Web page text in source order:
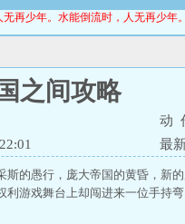
再少年。水能倒流时，人无再少年
之间攻略
动
最
斯的愚行，庞大帝国的黄昏，新
利游戏舞台上却闯进来一位手持